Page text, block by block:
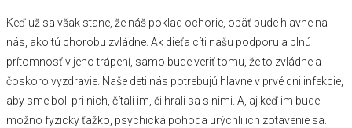
Keď už sa však stane, že náš poklad ochorie, opäť bude hlavne na
nás, ako tú chorobu zvládne. Ak dieťa cíti našu podporu a plnú
prítomnosť v jeho trápení, samo bude veriť tomu, že to zvládne a
čoskoro vyzdravie. Naše deti nás potrebujú hlavne v prvé dni infekcie,
aby sme boli pri nich, čítali im, či hrali sa s nimi. A, aj keď im bude
možno fyzicky ťažko, psychická pohoda urýchli ich zotavenie sa.